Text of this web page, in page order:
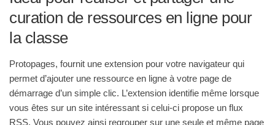
curation de ressources en ligne pour
la classe
Protopages, fournit une extension pour votre navigateur qui
permet d’ajouter une ressource en ligne à votre page de
démarrage d’un simple clic. L’extension identifie même lorsque
vous êtes sur un site intéressant si celui-ci propose un flux
RSS. Vous pouvez ainsi regrouper sur une seule et même page